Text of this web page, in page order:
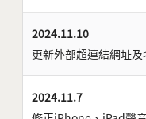
2024.11.10
更新外部超連結網址及
2024.11.7